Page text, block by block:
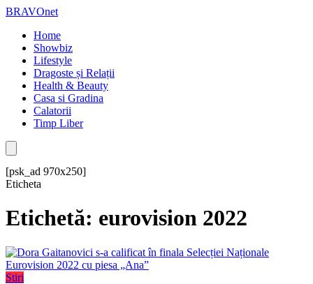
BRAVOnet
Home
Showbiz
Lifestyle
Dragoste și Relații
Health & Beauty
Casa si Gradina
Calatorii
Timp Liber
[psk_ad 970x250]
Eticheta
Etichetă: eurovision 2022
Stiri